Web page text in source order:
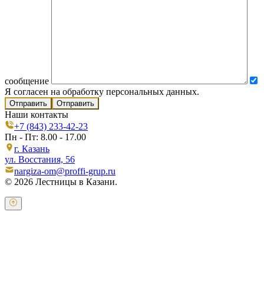
сообщение
Я согласен на обработку персональных данных.
Отправить
Наши контакты
+7 (843) 233-42-23
Пн - Пт: 8.00 - 17.00
г. Казань
ул. Восстания, 56
nargiza-om@proffi-grup.ru
© 2026 Лестницы в Казани.